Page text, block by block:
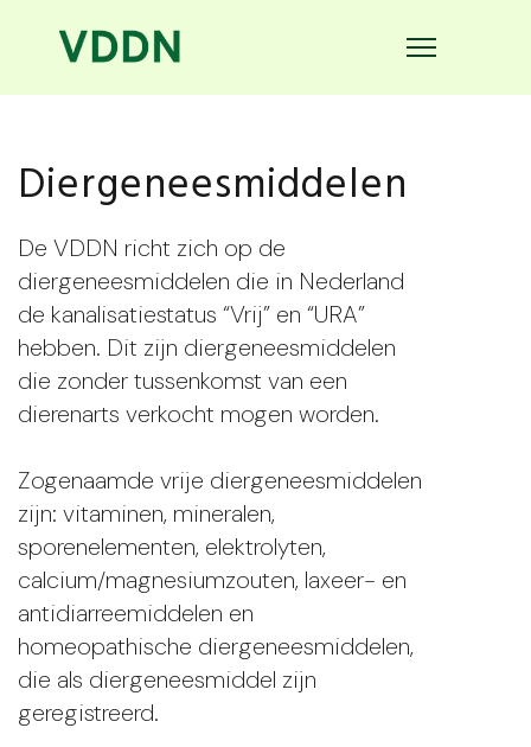
Diergeneesmiddelen
De VDDN richt zich op de
diergeneesmiddelen die in Nederland
de kanalisatiestatus “Vrij” en “URA”
hebben. Dit zijn diergeneesmiddelen
die zonder tussenkomst van een
dierenarts verkocht mogen worden.
Zogenaamde vrije diergeneesmiddelen
zijn: vitaminen, mineralen,
sporenelementen, elektrolyten,
calcium/magnesiumzouten, laxeer- en
antidiarreemiddelen en
homeopathische diergeneesmiddelen,
die als diergeneesmiddel zijn
geregistreerd.